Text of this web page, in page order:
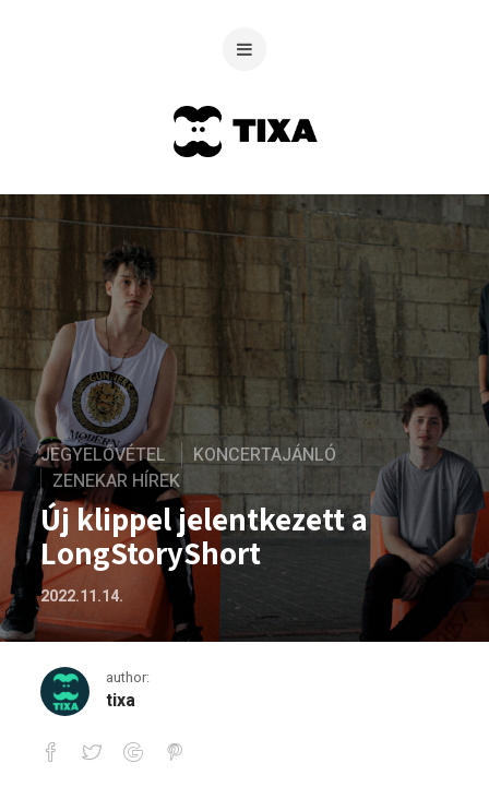
JEGYELŐVÉTEL
KONCERTAJÁNLÓ
ZENEKAR HÍREK
Új klippel jelentkezett a
LongStoryShort
2022.11.14.
author:
tixa